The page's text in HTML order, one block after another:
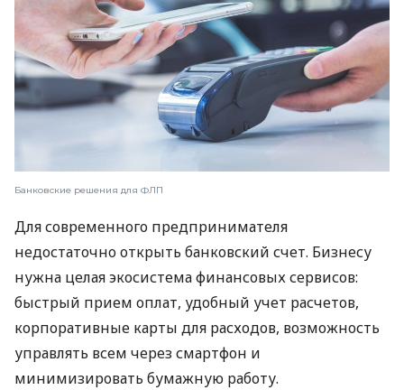
Банковские решения для ФЛП
Для современного предпринимателя
недостаточно открыть банковский счет. Бизнесу
нужна целая экосистема финансовых сервисов:
быстрый прием оплат, удобный учет расчетов,
корпоративные карты для расходов, возможность
управлять всем через смартфон и
минимизировать бумажную работу.